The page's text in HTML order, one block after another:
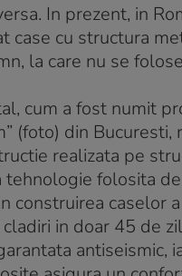
In prezent, in
case cu structura
la care nu se
cum a fost numit
(foto) din Bucuresti,
realizata pe
tehnologie folosita
construirea caselor
in doar 45 de
antiseismic,